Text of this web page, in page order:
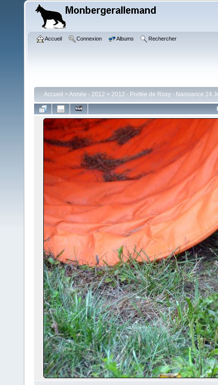
Accueil Connexion Albums Rechercher
Accueil >Année - 2012 > 2012 - Portée de Roxy - Naissance 24